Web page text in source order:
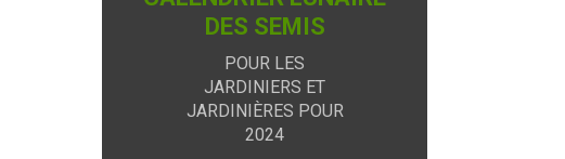
DES SEMIS
POUR LES
JARDINIERS ET
JARDINIÈRES POUR
2024